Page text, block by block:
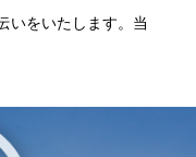
いをいたします。当